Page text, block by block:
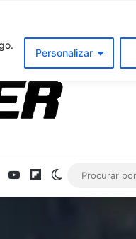
Personalizar
YouTubeFlipboardSwitch skin